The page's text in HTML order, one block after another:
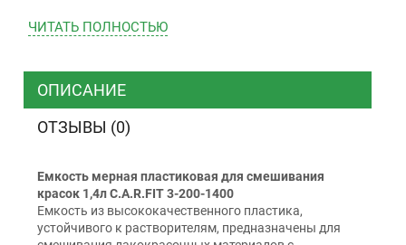
ТК “Justin”
ТК ”УкрПочта”
Наличными
Наложенный платеж (при получении)
Оплата картой Visa, Mastercard - LiqPay
ЧИТАТЬ ПОЛНОСТЬЮ
ОПИСАНИЕ
ОТЗЫВЫ (0)
Емкость мерная пластиковая для смешивания
красок 1,4л C.A.R.FIT 3-200-1400
Емкость из высококачественного пластика,
устойчивого к растворителям, предназначены для